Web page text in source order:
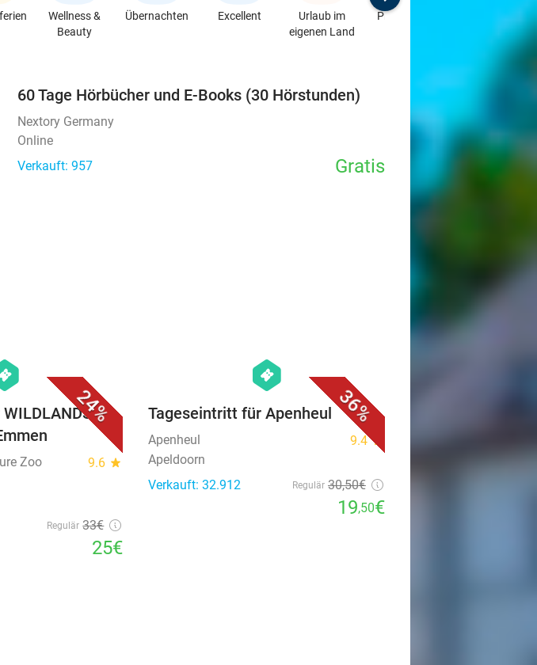
Wellness &
Beauty
Übernachten Excellent
Urlaub im
eigenen Land
Produkte &
favorite_border
60 Tage Hörbücher und E-Books (30 Hörstunden)
Nextory Germany
Online
Verkauft: 957
Gratis
24%
Zoo
9.6 star
Regulär 33€
25€
36%
hexagon
events
Tageseintritt für Apenheul
Apenheul 9.4star
Apeldoorn
Verkauft: 32.912
Regulär 30,50€
19,50€